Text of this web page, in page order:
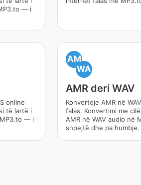
— i
online
të lartë i
MP3.to — i
AM
WA
AMR deri WAV
Konvertoje AMR në
falas. Konvertimi me
AMR në WAV audio në
shpejtë dhe pa humbje.